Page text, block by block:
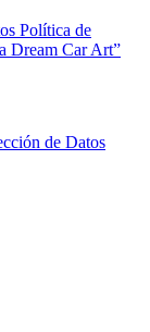
Política de
Dream Car Art”
de Datos